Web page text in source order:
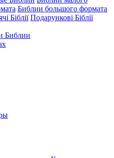
Библии большого формата
Біблії Подарункові Біблії
Библии